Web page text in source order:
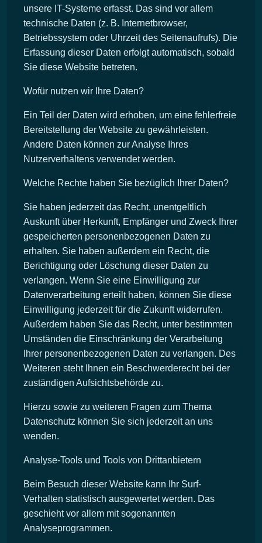
unsere IT-Systeme erfasst. Das sind vor allem
technische Daten (z. B. Internetbrowser,
Betriebssystem oder Uhrzeit des Seitenaufrufs). Die
Erfassung dieser Daten erfolgt automatisch, sobald
Sie diese Website betreten.
Wofür nutzen wir Ihre Daten?
Ein Teil der Daten wird erhoben, um eine fehlerfreie
Bereitstellung der Website zu gewährleisten.
Andere Daten können zur Analyse Ihres
Nutzerverhaltens verwendet werden.
Welche Rechte haben Sie bezüglich Ihrer Daten?
Sie haben jederzeit das Recht, unentgeltlich
Auskunft über Herkunft, Empfänger und Zweck Ihrer
gespeicherten personenbezogenen Daten zu
erhalten. Sie haben außerdem ein Recht, die
Berichtigung oder Löschung dieser Daten zu
verlangen. Wenn Sie eine Einwilligung zur
Datenverarbeitung erteilt haben, können Sie diese
Einwilligung jederzeit für die Zukunft widerrufen.
Außerdem haben Sie das Recht, unter bestimmten
Umständen die Einschränkung der Verarbeitung
Ihrer personenbezogenen Daten zu verlangen. Des
Weiteren steht Ihnen ein Beschwerderecht bei der
zuständigen Aufsichtsbehörde zu.
Hierzu sowie zu weiteren Fragen zum Thema
Datenschutz können Sie sich jederzeit an uns
wenden.
Analyse-Tools und Tools von Dritt­anbietern
Beim Besuch dieser Website kann Ihr Surf-
Verhalten statistisch ausgewertet werden. Das
geschieht vor allem mit sogenannten
Analyseprogrammen.